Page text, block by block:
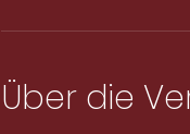
Über die